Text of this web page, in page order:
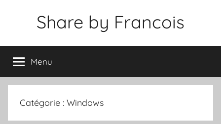
Share by Francois
Menu
Catégorie : Windows